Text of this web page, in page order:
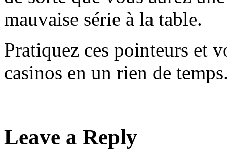
mauvaise série à la table.
Pratiquez ces pointeurs et
casinos en un rien de
Leave a Reply